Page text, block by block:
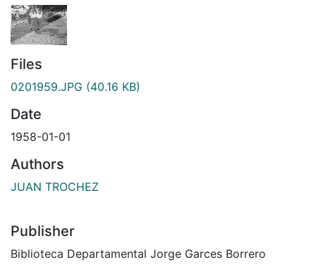
Files
0201959.JPG (40.16 KB)
Date
1958-01-01
Authors
JUAN TROCHEZ
Publisher
Biblioteca Departamental Jorge Garces Borrero